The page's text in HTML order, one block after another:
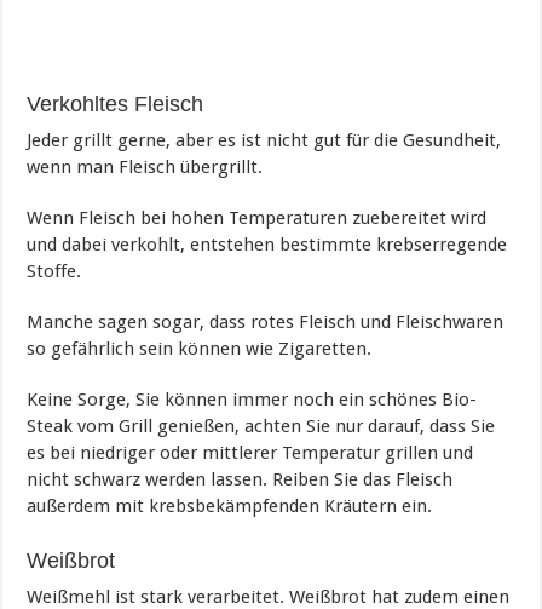
Verkohltes Fleisch
Jeder grillt gerne, aber es ist nicht gut für die Gesundheit,
wenn man Fleisch übergrillt.
Wenn Fleisch bei hohen Temperaturen zuebereitet wird
und dabei verkohlt, entstehen bestimmte krebserregende
Stoffe.
Manche sagen sogar, dass rotes Fleisch und Fleischwaren
so gefährlich sein können wie Zigaretten.
Keine Sorge, Sie können immer noch ein schönes Bio-
Steak vom Grill genießen, achten Sie nur darauf, dass Sie
es bei niedriger oder mittlerer Temperatur grillen und
nicht schwarz werden lassen. Reiben Sie das Fleisch
außerdem mit krebsbekämpfenden Kräutern ein.
Weißbrot
Weißmehl ist stark verarbeitet. Weißbrot hat zudem einen